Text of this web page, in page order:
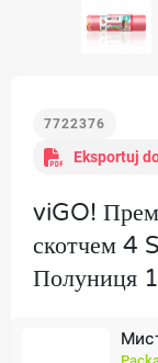
7722376
Eksportuj
viGO!
скотчем 4
Полуниця